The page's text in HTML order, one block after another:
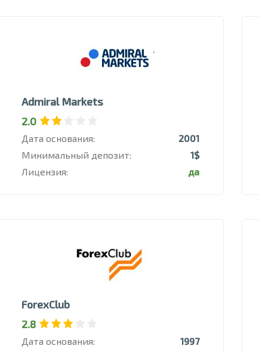
Admiral Markets
2.0
Дата основания:
2001
Минимальный депозит:
1$
Лицензия:
да
ForexClub
2.8
Дата основания: 1997